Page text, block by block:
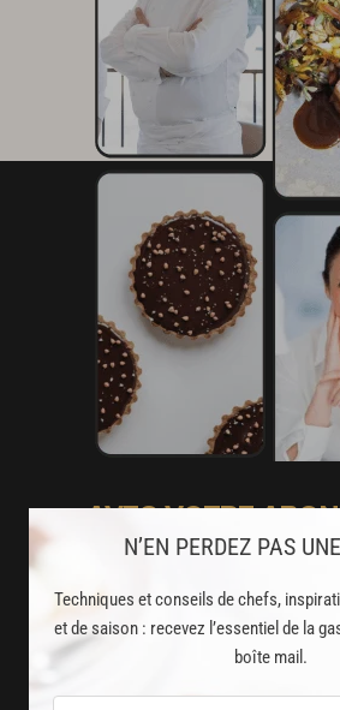
N’EN PERDEZ PAS
Techniques et conseils de chefs,
et de saison : recevez l’essentiel de la
boîte mail.
AVEC VOTRE
PREMIUM
LA CUISINE DES CHEFS,
8000
recettes exclusives
partagées par vos chefs